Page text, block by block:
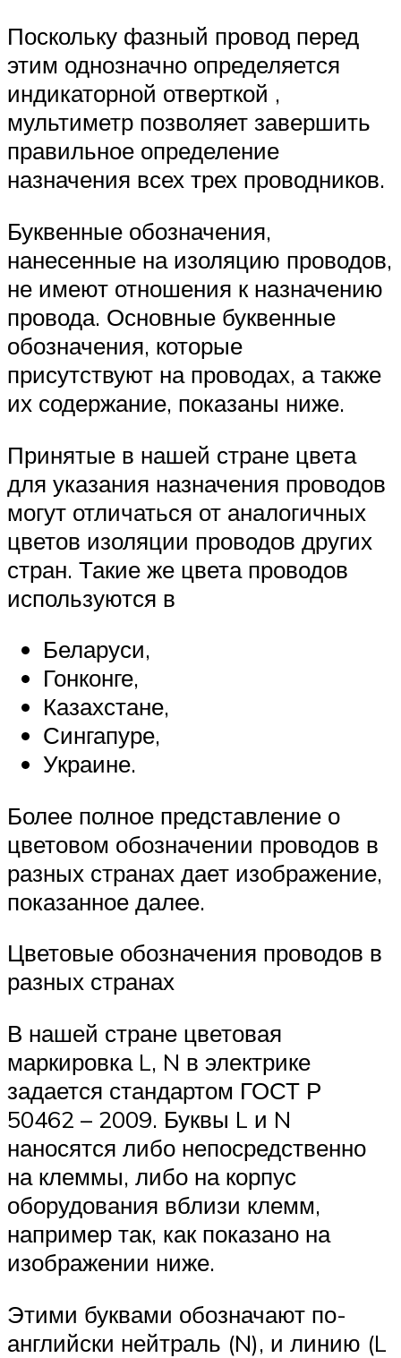
Поскольку фазный провод перед
этим однозначно определяется
индикаторной отверткой ,
мультиметр позволяет завершить
правильное определение
назначения всех трех проводников.
Буквенные обозначения,
нанесенные на изоляцию проводов,
не имеют отношения к назначению
провода. Основные буквенные
обозначения, которые
присутствуют на проводах, а также
их содержание, показаны ниже.
Принятые в нашей стране цвета
для указания назначения проводов
могут отличаться от аналогичных
цветов изоляции проводов других
стран. Такие же цвета проводов
используются в
Беларуси,
Гонконге,
Казахстане,
Сингапуре,
Украине.
Более полное представление о
цветовом обозначении проводов в
разных странах дает изображение,
показанное далее.
Цветовые обозначения проводов в
разных странах
В нашей стране цветовая
маркировка L, N в электрике
задается стандартом ГОСТ Р
50462 – 2009. Буквы L и N
наносятся либо непосредственно
на клеммы, либо на корпус
оборудования вблизи клемм,
например так, как показано на
изображении ниже.
Этими буквами обозначают по-
английски нейтраль (N), и линию (L